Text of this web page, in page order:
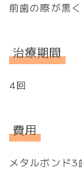
前歯の際が黒
治療期間
4回
費用
メタルボン